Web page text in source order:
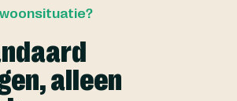
alleen